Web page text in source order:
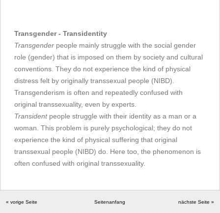
Transgender - Transidentity
Transgender people mainly struggle with the social gender
role (gender) that is imposed on them by society and cultural
conventions. They do not experience the kind of physical
distress felt by originally transsexual people (NIBD).
Transgenderism is often and repeatedly confused with
original transsexuality, even by experts.
Transidentpeople struggle with their identity as a man or a
woman. This problem is purely psychological; they do not
experience the kind of physical suffering that original
transsexual people (NIBD) do. Here too, the phenomenon is
often confused with original transsexuality.
« vorige Seite Seitenanfang nächste Seite »